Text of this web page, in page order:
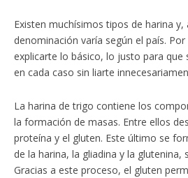
Existen muchísimos tipos de harina y,
denominación varía según el país.
explicarte lo básico, lo justo para que
en cada caso sin liarte
La harina de trigo contiene los
la formación de masas. Entre ellos
proteína y el gluten. Este último se
de la harina, la gliadina y la glutenina,
Gracias a este proceso, el gluten